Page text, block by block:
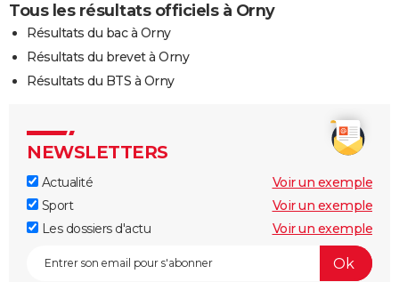
Tous les résultats officiels à Orny
Résultats du bac à Orny
Résultats du brevet à Orny
Résultats du BTS à Orny
NEWSLETTERS
Actualité
Voir un exemple
Sport
Voir un exemple
Les dossiers d'actu
Voir un exemple